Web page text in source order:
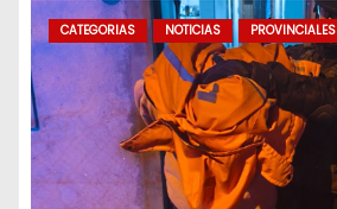
CATEGORIAS NOTICIAS PROVINCIALES